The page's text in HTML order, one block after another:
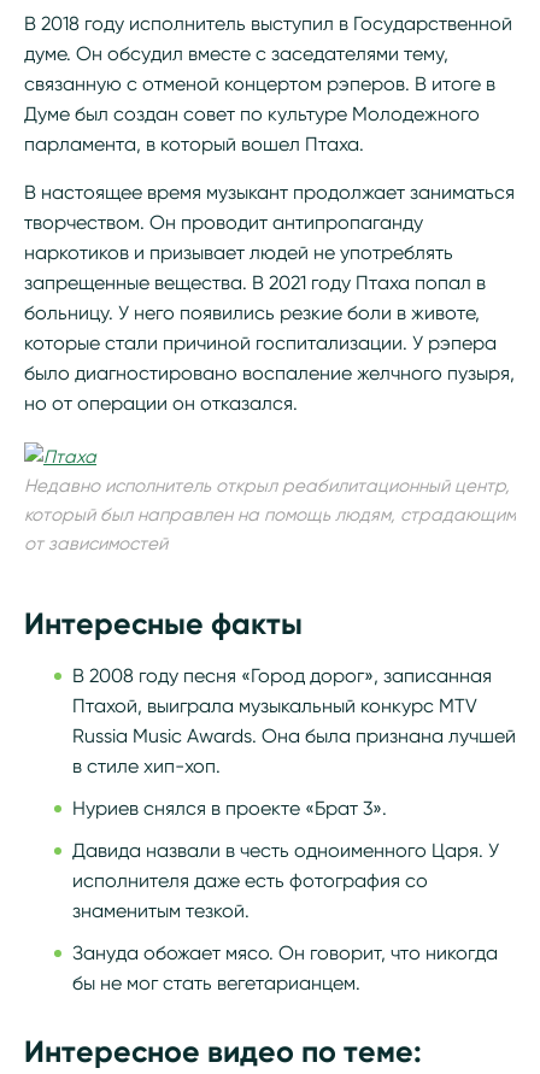
В 2018 году исполнитель выступил в Государственной
думе. Он обсудил вместе с заседателями тему,
связанную с отменой концертом рэперов. В итоге в
Думе был создан совет по культуре Молодежного
парламента, в который вошел Птаха.
В настоящее время музыкант продолжает заниматься
творчеством. Он проводит антипропаганду
наркотиков и призывает людей не употреблять
запрещенные вещества. В 2021 году Птаха попал в
больницу. У него появились резкие боли в животе,
которые стали причиной госпитализации. У рэпера
было диагностировано воспаление желчного пузыря,
но от операции он отказался.
Недавно исполнитель открыл реабилитационный центр,
который был направлен на помощь людям, страдающим
от зависимостей
Интересные факты
В 2008 году песня «Город дорог», записанная
Птахой, выиграла музыкальный конкурс MTV
Russia Music Awards. Она была признана лучшей
в стиле хип-хоп.
Нуриев снялся в проекте «Брат 3».
Давида назвали в честь одноименного Царя. У
исполнителя даже есть фотография со
знаменитым тезкой.
Зануда обожает мясо. Он говорит, что никогда
бы не мог стать вегетарианцем.
Интересное видео по теме: